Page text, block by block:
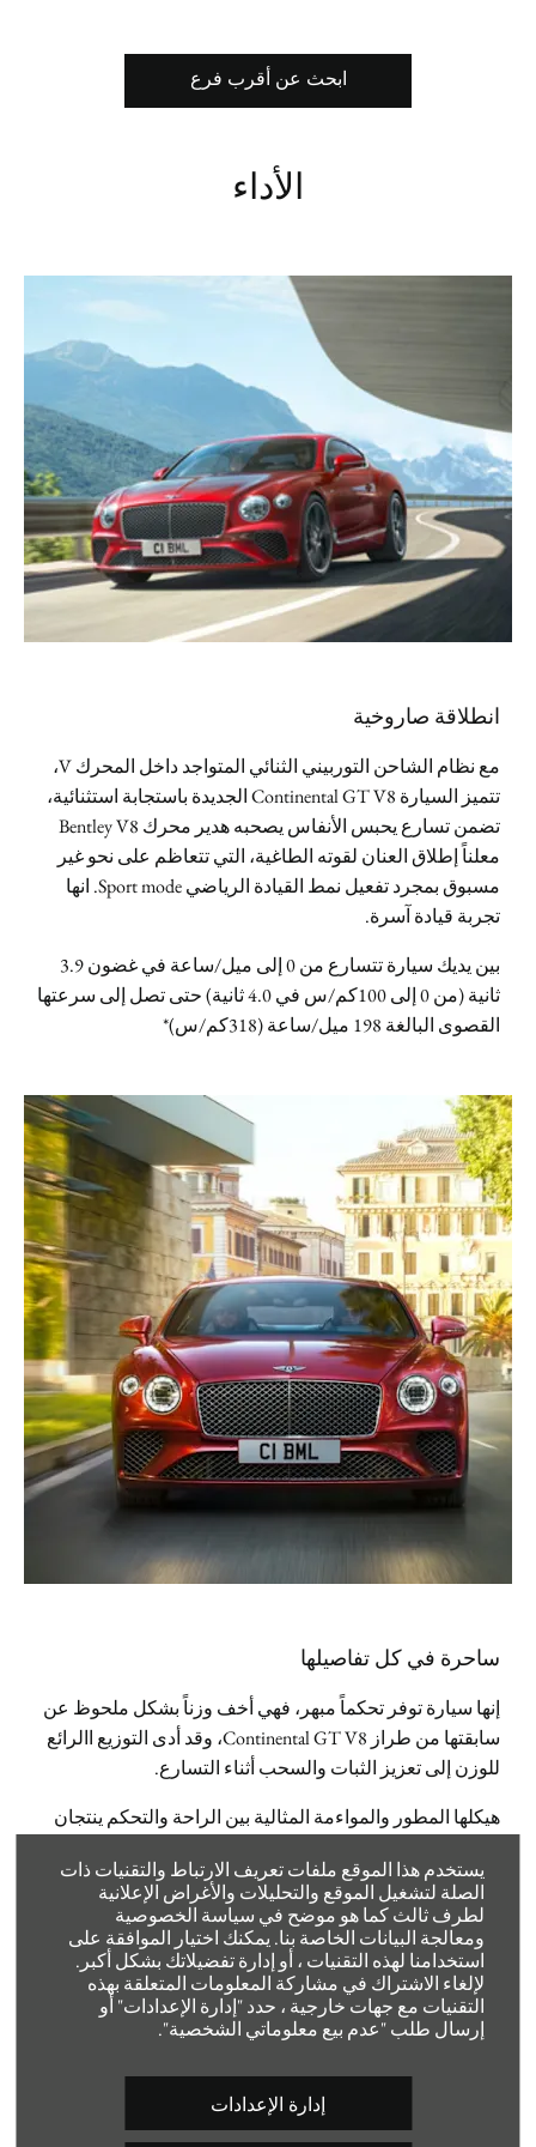
يستخدم هذا الموقع ملفات تعريف الارتباط والتقنيات ذات
الصلة لتشغيل الموقع والتحليلات والأغراض الإعلانية
لطرف ثالث كما هو موضح في سياسة الخصوصية
ومعالجة البيانات الخاصة بنا. يمكنك اختيار الموافقة على
استخدامنا لهذه التقنيات ، أو إدارة تفضيلاتك بشكل أكبر.
لإلغاء الاشتراك في مشاركة المعلومات المتعلقة بهذه
التقنيات مع جهات خارجية ، حدد "إدارة الإعدادات" أو
إرسال طلب "عدم بيع معلوماتي الشخصية".
إدارة الإعدادات
ابحث عن أقرب فرع
الأداء
انطلاقة صاروخية
مع نظام الشاحن التوربيني الثنائي المتواجد داخل المحرك V،
تتميز السيارة Continental GT V8 الجديدة باستجابة استثنائية،
تضمن تسارع يحبس الأنفاس يصحبه هدير محرك Bentley V8
معلناً إطلاق العنان لقوته الطاغية، التي تتعاظم على نحو غير
مسبوق بمجرد تفعيل نمط القيادة الرياضي Sport mode. انها
تجربة قيادة آسرة.
بين يديك سيارة تتسارع من 0 إلى ميل/ساعة في غضون 3.9
ثانية (من 0 إلى 100كم/س في 4.0 ثانية) حتى تصل إلى سرعتها
القصوى البالغة 198 ميل/ساعة (318كم/س)*
ساحرة في كل تفاصيلها
إنها سيارة توفر تحكماً مبهر، فهي أخف وزناً بشكل ملحوظ عن
سابقتها من طراز Continental GT V8، وقد أدى التوزيع االرائع
للوزن إلى تعزيز الثبات والسحب أثناء التسارع.
هيكلها المطور والمواءمة المثالية بين الراحة والتحكم ينتجان
يمكنك اختيار نمط القيادة الديناميكي Bentley Dynamic Ride
وهو عبارة عن نظام تحكّم إلكتروني 48 V متطوّر وذكي مانع
للانقلاب للتحكّم بالسيارة، يستمر بمراقبة حالة الطريق وضبط
المشغّلات الإلكترونية في القضبان المانعة للانقلاب للحد من
اهتزاز السيارة، لتحصل على أفضل تحكم وراحة في آن واحد،
وأيا يكن النمط الذي ستختاره، يمكنك الاطمئنان إلى أنك